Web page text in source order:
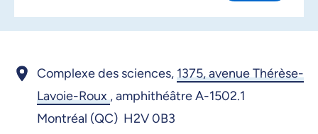
Complexe des sciences, 1375, avenue Thérèse-
Lavoie-Roux ,amphithéâtre A-1502.1
Montréal (QC) H2V 0B3